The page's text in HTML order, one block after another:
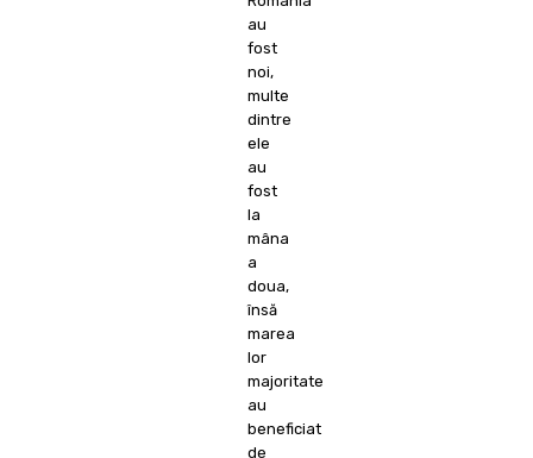
au
fost
noi,
multe
dintre
ele
au
fost
la
mâna
a
doua,
însă
marea
lor
majoritate
au
beneficiat
de